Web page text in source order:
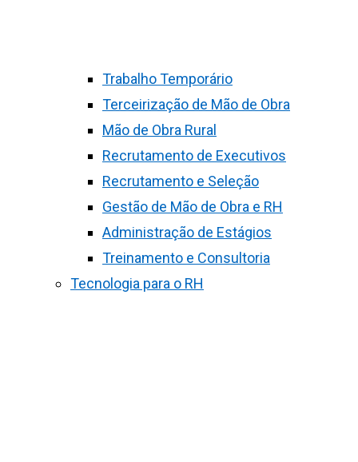
Trabalho Temporário
Terceirização de Mão de Obra
Mão de Obra Rural
Recrutamento de Executivos
Recrutamento e Seleção
Gestão de Mão de Obra e RH
Administração de Estágios
Treinamento e Consultoria
Tecnologia para o RH